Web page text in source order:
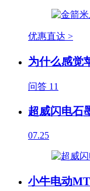
优惠直达 >
为什么感觉
问答 11
超威闪电石
07.25
小牛电动